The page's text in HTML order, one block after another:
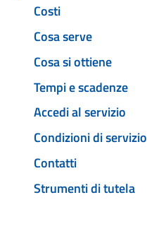
Costi
Cosa serve
Cosa si ottiene
Tempi e scadenze
Accedi al servizio
Condizioni di servizio
Contatti
Strumenti di tutela